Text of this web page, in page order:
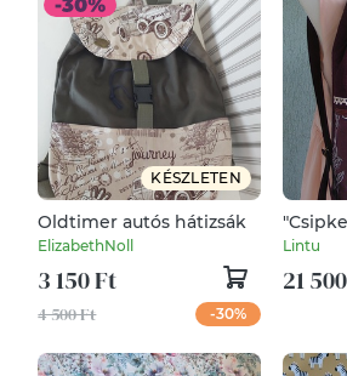
KÉSZLETEN
Oldtimer autós hátizsák
ElizabethNoll
3 150 Ft
4 500 Ft -30%
Lintu
21